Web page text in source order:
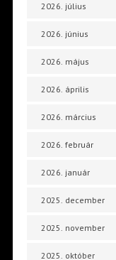
2026. július
2026. június
2026. május
2026. április
2026. március
2026. február
2026. január
2025. december
2025. november
2025. október